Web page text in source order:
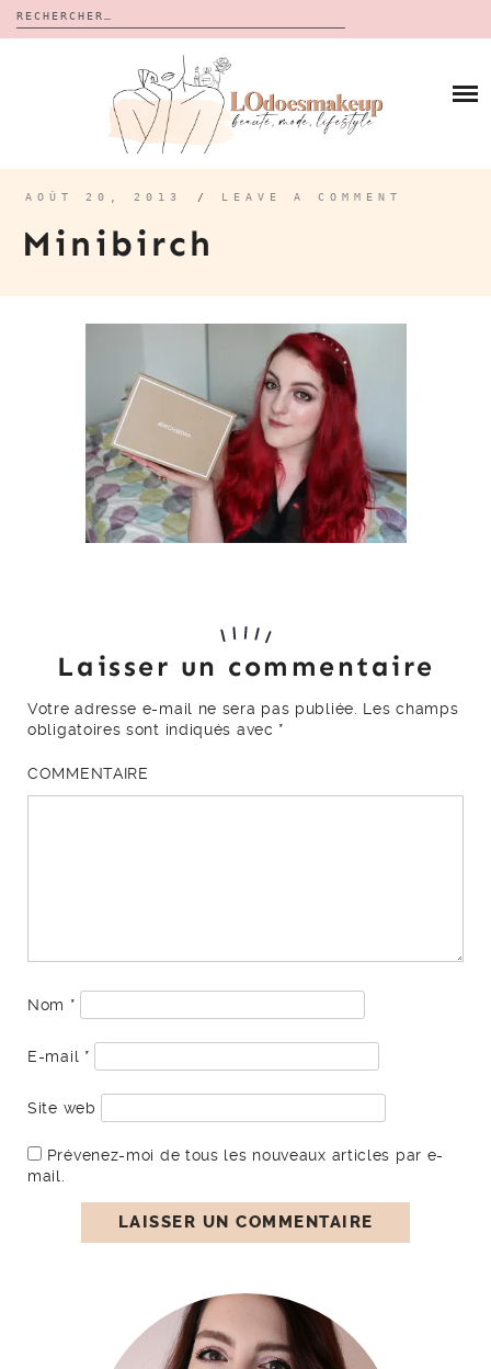
Rechercher :
CALENDRIERS DE L’AVENT
BON PLAN
À PROPOS
MES VIDÉOS
CONTACT
AOÛT 20, 2013 / LEAVE A COMMENT
Minibirch
Laisser un commentaire
Votre adresse e-mail ne sera pas publiée.
Les champs
obligatoires sont indiqués avec *
COMMENTAIRE
Nom *
E-mail *
Site web
Prévenez-moi de tous les nouveaux articles par e-
mail.